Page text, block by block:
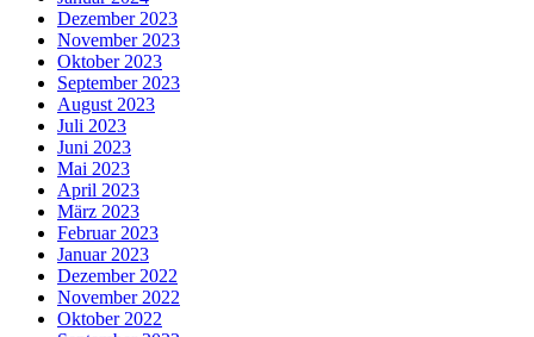
Dezember 2023
November 2023
Oktober 2023
September 2023
August 2023
Juli 2023
Juni 2023
Mai 2023
April 2023
März 2023
Februar 2023
Januar 2023
Dezember 2022
November 2022
Oktober 2022